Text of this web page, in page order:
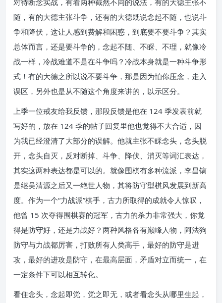
对待断念实战，有着两种截然不同的说法，有的大德主张不
随，有的大德主张斗争，还有的大德既说念起不随，也说斗
争和降伏，这让人感到费解和困惑，到底要不要斗争？其实
总体而言，还是要斗争的，念起不随、不睬、不理，就像冷
战一样，冷战难道不是在斗争吗？冷战本身就是一种斗争形
式！有的大德之所以说不要斗争，那是因为怕你压念，走入
误区，另外也是从不随这个角度来讲的，以示区分。
上季一位戒友给我反馈，那段反馈是他在 124 季发表前就
写好的，放在 124 季的帖子回复里他也觉得不大合适，因
为我已经澄清了大部分的误解。他就主张不睬念头，念头脱
开，念头自灭，反对断掉、斗争、降伏、消灭等词汇表达，
其实这两种表达都是可以的。就像围棋有多种流派，李昌镐
是继吴清源之后又一绝世人物，其将防守型棋风发展到新高
度。作为一个“力战派”棋手，古力所取得的成就令人惊叹，
他曾 15 次夺得围棋赛的冠军，古力的杀力非常强大，你觉
得是防守好，还是力战好？两种风格各有巅峰人物，阿法狗
防守与力战都厉害，打败所有人类高手，最好的防守是进
攻，最好的进攻是防守，在最高层面，矛盾对立而统一，在
一定条件下可以相互转化。
看住念头，念起即觉，觉之即无，或者看念头从哪里生起，